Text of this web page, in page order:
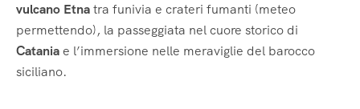
vulcano Etnatra funivia e crateri fumanti (meteo
permettendo), la passeggiata nel cuore storico di
Cataniae l’immersione nelle meraviglie del barocco
siciliano.